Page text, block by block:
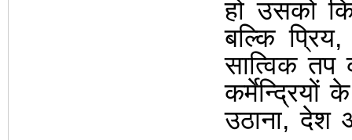
हो उसको
बल्कि प्रिय
सात्विक
कर्मेन्द्रियों
उठाना,देश